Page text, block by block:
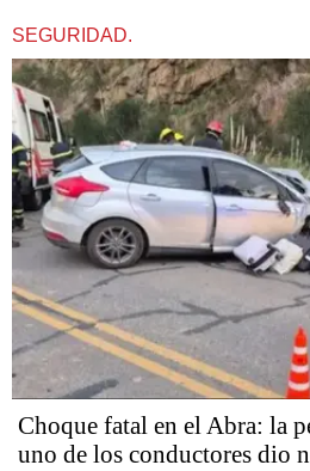
SEGURIDAD.
Choque fatal en el Abra: la
uno de los conductores dio